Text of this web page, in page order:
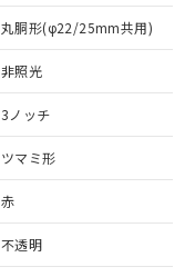
丸胴形(φ22/25mm共用)
非照光
3ノッチ
ツマミ形
赤
不透明